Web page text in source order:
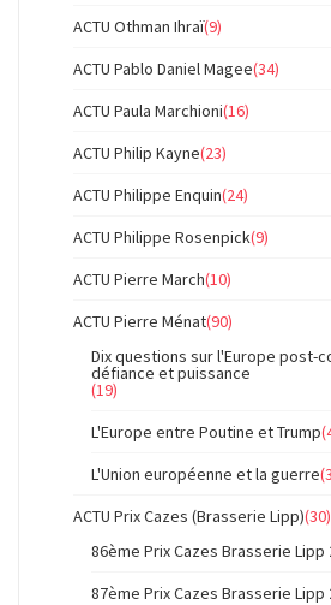
ACTU Othman Ihraï(9)
ACTU Pablo Daniel Magee(34)
ACTU Paula Marchioni(16)
ACTU Philip Kayne(23)
ACTU Philippe Enquin(24)
ACTU Philippe Rosenpick(9)
ACTU Pierre March(10)
ACTU Pierre Ménat(90)
Dix questions sur l'Europe post-
défiance et puissance
(19)
L'Europe entre Poutine et Trump
L'Union européenne et la guerre
ACTU Prix Cazes (Brasserie Lipp)(30)
86ème Prix Cazes Brasserie Lipp
87ème Prix Cazes Brasserie Lipp